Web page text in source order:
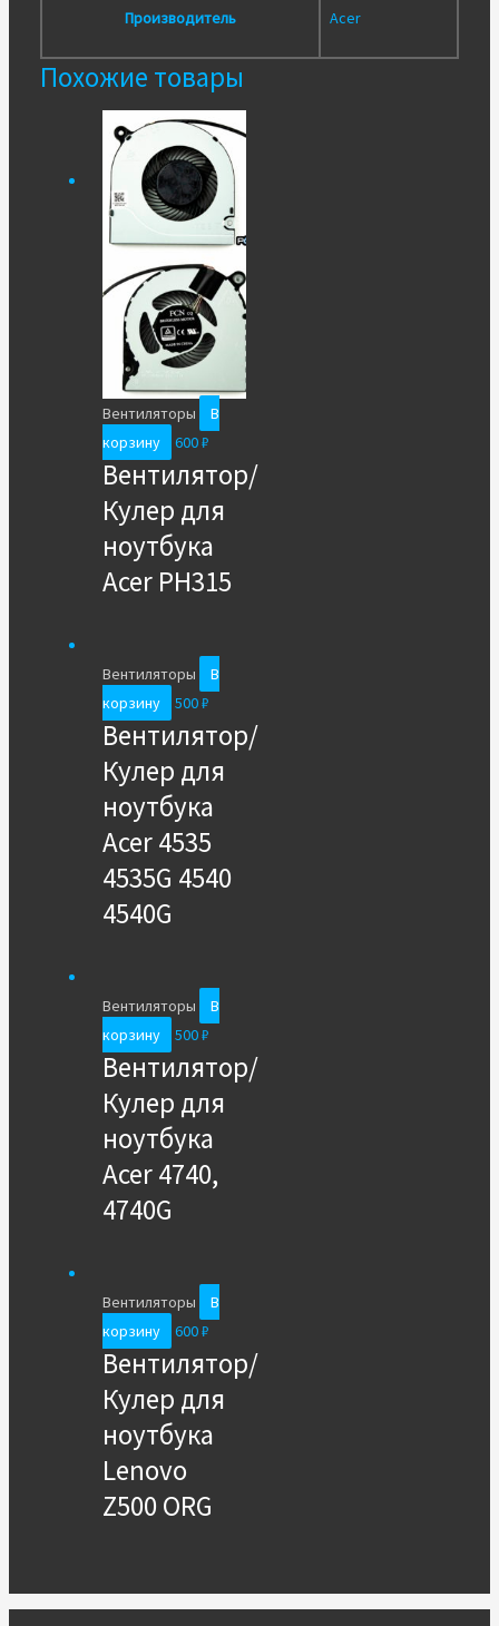
Производитель Acer
Похожие товары
Вентиляторы
В
корзину
600₽
Вентилятор/
Кулер для
ноутбука
Acer PH315
Вентиляторы
В
корзину
500₽
Вентилятор/
Кулер для
ноутбука
Acer 4535
4535G 4540
4540G
Вентиляторы
В
корзину
500₽
Вентилятор/
Кулер для
ноутбука
Acer 4740,
4740G
Вентиляторы
В
корзину
600₽
Вентилятор/
Кулер для
ноутбука
Lenovo
Z500 ORG